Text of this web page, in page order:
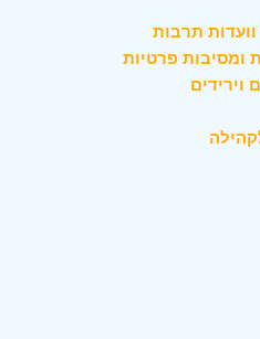
תרבות
ומסיבות פרטיות